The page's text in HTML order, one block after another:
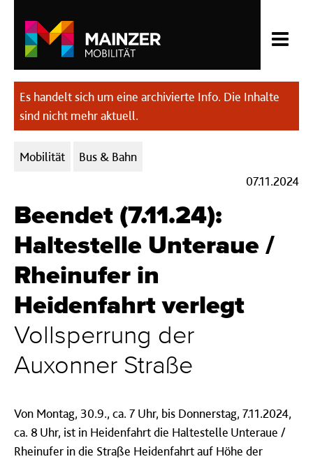
Es handelt sich um eine archivierte Info. Die Inhalte
sind nicht mehr aktuell.
Kategorien:
Mobilität
Bus & Bahn
07.11.2024
Beendet (7.11.24):
Haltestelle Unteraue /
Rheinufer in
Heidenfahrt verlegt
Vollsperrung der
Auxonner Straße
Von Montag, 30.9., ca. 7 Uhr, bis Donnerstag, 7.11.2024,
ca. 8 Uhr, ist in Heidenfahrt die Haltestelle Unteraue /
Rheinufer in die Straße Heidenfahrt auf Höhe der